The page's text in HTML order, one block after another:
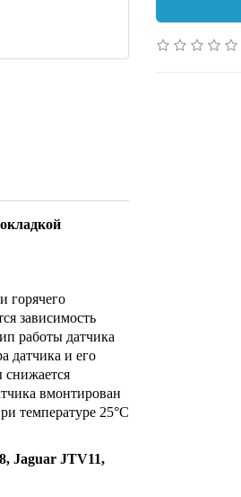
горячего
зависимость
работы датчика
датчика и его
снижается
вмонтирован
температуре 25°С
Jaguar JTV11,